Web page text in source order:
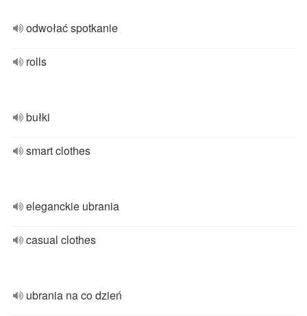
odwołać spotkanie
rolls
bułki
smart clothes
eleganckie ubrania
casual clothes
ubrania na co dzień